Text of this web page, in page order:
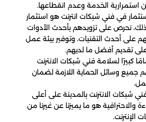
الخدمة وعدم انقطاعها.
في فني شبكات انترنت هو استثمار
نحرص على تزويدهم بأحدث الأدوات
على أحدث التقنيات، وتوفير بيئة عمل
تقديم أفضل ما لديهم.
كبيرًا لسلامة فني شبكات الانترنت
جميع وسائل الحماية اللازمة لضمان
فني شبكات الانترنت بالمدينة على أعلى
والاحترافية هو ما يميزنا عن غيرنا من
الإنترنت.